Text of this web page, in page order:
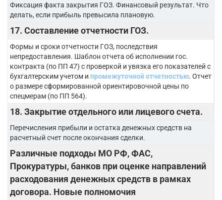
Фиксация факта закрытия ГОЗ. Финансовый результат. Что
делать, если прибыль превысила плановую.
17. Составление отчетности ГОЗ.
Формы и сроки отчетности ГОЗ, последствия
непредоставления. Шаблон отчета об исполнении гос.
контракта (по ПП 47) с проверкой и увязка его показателей с
бухгалтерским учетом и промежуточной отчетностью. Отчет
о размере сформированной ориентировочной цены по
спецмерам (по ПП 564).
18. Закрытие отдельного или лицевого счета.
Перечисления прибыли и остатка денежных средств на
расчетный счет после окончания сделки.
Различные подходы МО РФ, ФАС,
Прокуратуры, банков при оценке направлений
расходования денежных средств в рамках
договора. Новые полномочия